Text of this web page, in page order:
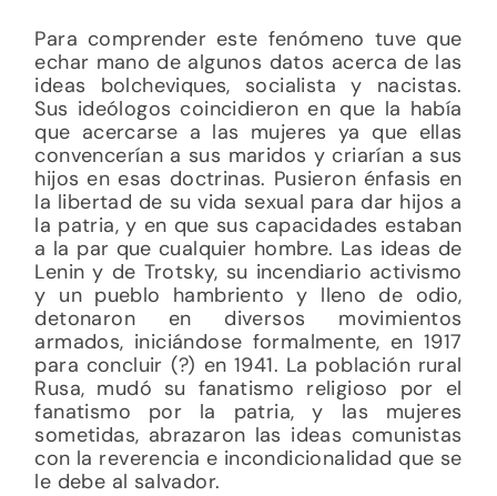
Para comprender este fenómeno tuve que
echar mano de algunos datos acerca de las
ideas bolcheviques, socialista y nacistas.
Sus ideólogos coincidieron en que la había
que acercarse a las mujeres ya que ellas
convencerían a sus maridos y criarían a sus
hijos en esas doctrinas. Pusieron énfasis en
la libertad de su vida sexual para dar hijos a
la patria, y en que sus capacidades estaban
a la par que cualquier hombre. Las ideas de
Lenin y de Trotsky, su incendiario activismo
y un pueblo hambriento y lleno de odio,
detonaron en diversos movimientos
armados, iniciándose formalmente, en 1917
para concluir (?) en 1941. La población rural
Rusa, mudó su fanatismo religioso por el
fanatismo por la patria, y las mujeres
sometidas, abrazaron las ideas comunistas
con la reverencia e incondicionalidad que se
le debe al salvador.